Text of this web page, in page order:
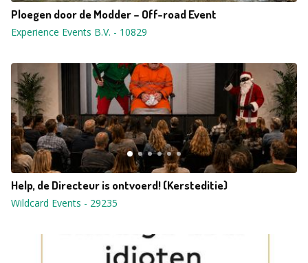
Ploegen door de Modder – Off-road Event
Experience Events B.V. - 10829
Help, de Directeur is ontvoerd! (Kersteditie)
Wildcard Events - 29235